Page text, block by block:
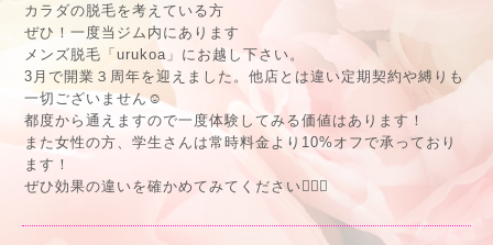
カラダの脱毛を考えている方
ぜひ！一度当ジム内にあります
メンズ脱毛「urukoa」にお越し下さい。
3月で開業３周年を迎えました。他店とは違い定期契約や縛りも
一切ございません☺️
都度から通えますので一度体験してみる価値はあります！
また女性の方、学生さんは常時料金より10%オフで承っており
ます！
ぜひ効果の違いを確かめてみてください🙇🏻‍♂️